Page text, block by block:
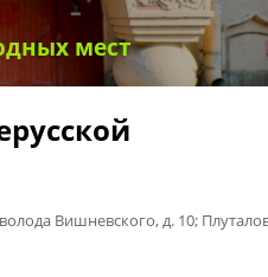
мест
Вишневского, д. 10;